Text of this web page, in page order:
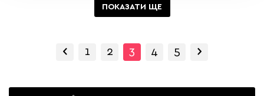
ПОКАЗАТИ ЩЕ
‹Previous
1 2 3 4 5 ›Next